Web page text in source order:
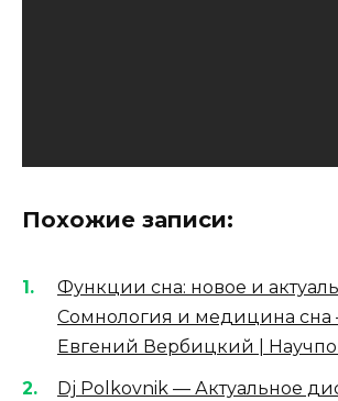
Похожие записи:
Функции сна: новое и
Сомнология и медицина сна
Евгений Вербицкий |
Dj Polkovnik — Актуальное